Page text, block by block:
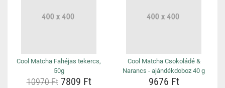
Cool Matcha Fahéjas tekercs,
50g
10970 Ft7809 Ft
Cool Matcha Csokoládé &
Narancs - ajándékdoboz 40 g
9676 Ft